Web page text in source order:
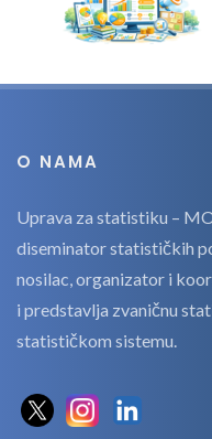
O NAMA
Uprava za statistiku –
diseminator statističkih
nosilac, organizator i
i predstavlja zvaničnu
statističkom sistemu.